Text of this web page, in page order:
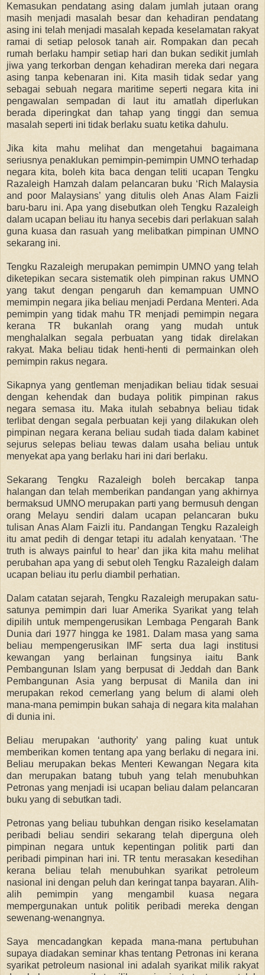
Kemasukan pendatang asing dalam jumlah jutaan orang
masih menjadi masalah besar dan kehadiran pendatang
asing ini telah menjadi masalah kepada keselamatan rakyat
ramai di setiap pelosok tanah air. Rompakan dan pecah
rumah berlaku hampir setiap hari dan bukan sedikit jumlah
jiwa yang terkorban dengan kehadiran mereka dari negara
asing tanpa kebenaran ini. Kita masih tidak sedar yang
sebagai sebuah negara maritime seperti negara kita ini
pengawalan sempadan di laut itu amatlah diperlukan
berada diperingkat dan tahap yang tinggi dan semua
masalah seperti ini tidak berlaku suatu ketika dahulu.
Jika kita mahu melihat dan mengetahui bagaimana
seriusnya penaklukan pemimpin-pemimpin UMNO terhadap
negara kita, boleh kita baca dengan teliti ucapan Tengku
Razaleigh Hamzah dalam pelancaran buku ‘Rich Malaysia
and poor Malaysians’ yang ditulis oleh Anas Alam Faizli
baru-baru ini. Apa yang disebutkan oleh Tengku Razaleigh
dalam ucapan beliau itu hanya secebis dari perlakuan salah
guna kuasa dan rasuah yang melibatkan pimpinan UMNO
sekarang ini.
Tengku Razaleigh merupakan pemimpin UMNO yang telah
diketepikan secara sistematik oleh pimpinan rakus UMNO
yang takut dengan pengaruh dan kemampuan UMNO
memimpin negara jika beliau menjadi Perdana Menteri. Ada
pemimpin yang tidak mahu TR menjadi pemimpin negara
kerana TR bukanlah orang yang mudah untuk
menghalalkan segala perbuatan yang tidak direlakan
rakyat. Maka beliau tidak henti-henti di permainkan oleh
pemimpin rakus negara.
Sikapnya yang gentleman menjadikan beliau tidak sesuai
dengan kehendak dan budaya politik pimpinan rakus
negara semasa itu. Maka itulah sebabnya beliau tidak
terlibat dengan segala perbuatan keji yang dilakukan oleh
pimpinan negara kerana beliau sudah tiada dalam kabinet
sejurus selepas beliau tewas dalam usaha beliau untuk
menyekat apa yang berlaku hari ini dari berlaku.
Sekarang Tengku Razaleigh boleh bercakap tanpa
halangan dan telah memberikan pandangan yang akhirnya
bermaksud UMNO merupakan parti yang bermusuh dengan
orang Melayu sendiri dalam ucapan pelancaran buku
tulisan Anas Alam Faizli itu. Pandangan Tengku Razaleigh
itu amat pedih di dengar tetapi itu adalah kenyataan. ‘The
truth is always painful to hear’ dan jika kita mahu melihat
perubahan apa yang di sebut oleh Tengku Razaleigh dalam
ucapan beliau itu perlu diambil perhatian.
Dalam catatan sejarah, Tengku Razaleigh merupakan satu-
satunya pemimpin dari luar Amerika Syarikat yang telah
dipilih untuk mempengerusikan Lembaga Pengarah Bank
Dunia dari 1977 hingga ke 1981. Dalam masa yang sama
beliau mempengerusikan IMF serta dua lagi institusi
kewangan yang berlainan fungsinya iaitu Bank
Pembangunan Islam yang berpusat di Jeddah dan Bank
Pembangunan Asia yang berpusat di Manila dan ini
merupakan rekod cemerlang yang belum di alami oleh
mana-mana pemimpin bukan sahaja di negara kita malahan
di dunia ini.
Beliau merupakan ‘authority’ yang paling kuat untuk
memberikan komen tentang apa yang berlaku di negara ini.
Beliau merupakan bekas Menteri Kewangan Negara kita
dan merupakan batang tubuh yang telah menubuhkan
Petronas yang menjadi isi ucapan beliau dalam pelancaran
buku yang di sebutkan tadi.
Petronas yang beliau tubuhkan dengan risiko keselamatan
peribadi beliau sendiri sekarang telah diperguna oleh
pimpinan negara untuk kepentingan politik parti dan
peribadi pimpinan hari ini. TR tentu merasakan kesedihan
kerana beliau telah menubuhkan syarikat petroleum
nasional ini dengan peluh dan keringat tanpa bayaran. Alih-
alih pemimpin yang mengambil kuasa negara
mempergunakan untuk politik peribadi mereka dengan
sewenang-wenangnya.
Saya mencadangkan kepada mana-mana pertubuhan
supaya diadakan seminar khas tentang Petronas ini kerana
syarikat petroleum nasional ini adalah syarikat milik rakyat